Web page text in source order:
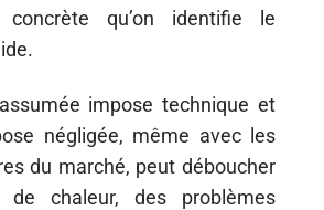
qu’on identifie le
impose technique et
négligée, même avec les
du marché, peut déboucher
chaleur, des problèmes